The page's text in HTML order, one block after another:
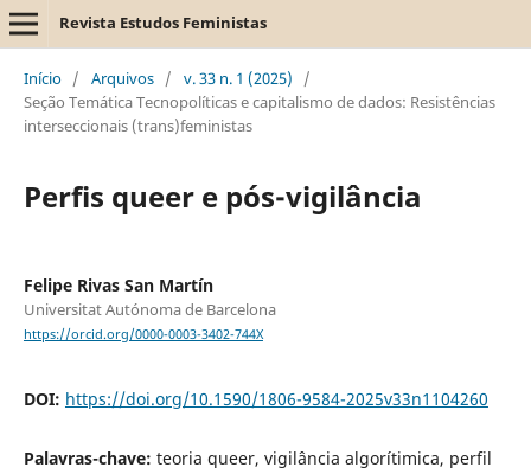
Revista Estudos Feministas
Início / Arquivos / v. 33 n. 1 (2025)
/
Seção Temática Tecnopolíticas e capitalismo de dados: Resistências
interseccionais (trans)feministas
Perfis queer e pós-vigilância
Felipe Rivas San Martín
Universitat Autónoma de Barcelona
https://orcid.org/0000-0003-3402-744X
DOI: https://doi.org/10.1590/1806-9584-2025v33n1104260
Palavras-chave: teoria queer, vigilância algorítimica, perfil